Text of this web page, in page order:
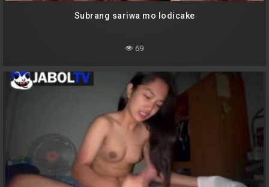
Subrang sariwa mo lodicake
69